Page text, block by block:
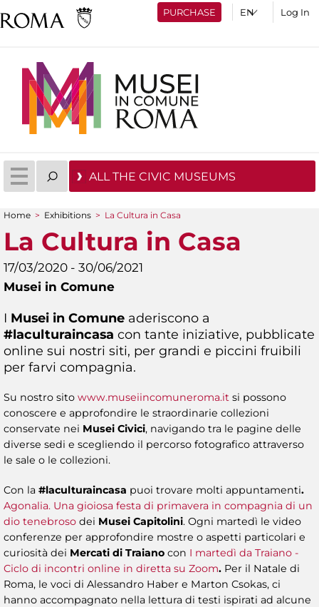
PURCHASE Log In
ALL THE CIVIC MUSEUMS
You are here
Home > Exhibitions > La Cultura in Casa
La Cultura in Casa
17/03/2020 - 30/06/2021
Musei in Comune
I Musei in Comune aderiscono a
#laculturaincasa con tante iniziative, pubblicate
online sui nostri siti, per grandi e piccini fruibili
per farvi compagnia.
Su nostro sito www.museiincomuneroma.it si possono
conoscere e approfondire le straordinarie collezioni
conservate nei Musei Civici, navigando tra le pagine delle
diverse sedi e scegliendo il percorso fotografico attraverso
le sale o le collezioni.
Con la #laculturaincasa puoi trovare molti appuntamenti.
Agonalia. Una gioiosa festa di primavera in compagnia di un
dio tenebroso dei Musei Capitolini. Ogni martedì le video
conferenze per approfondire mostre o aspetti particolari e
curiosità dei Mercati di Traiano con I martedì da Traiano -
Ciclo di incontri online in diretta su Zoom. Per il Natale di
Roma, le voci di Alessandro Haber e Marton Csokas, ci
hanno accompagnato nella lettura di testi ispirati ad alcune